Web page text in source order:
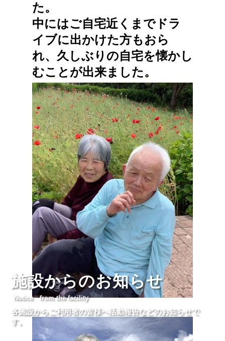
施設からのお知らせ
Notice from the facility
各施設からご利用者の皆様へ活動報告などのお知らせで
す。
た。
中にはご自宅近くまでドラ
イブに出かけた方もおら
れ、久しぶりの自宅を懐かし
むことが出来ました。